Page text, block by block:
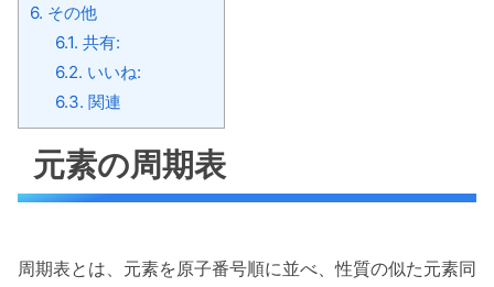
6. その他
6.1. 共有:
6.2. いいね:
6.3. 関連
元素の周期表
周期表とは、元素を原子番号順に並べ、性質の似た元素同